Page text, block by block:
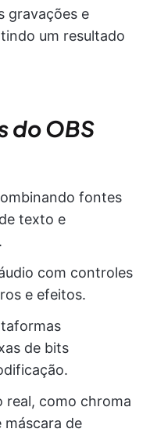
gravações e
um resultado
do OBS
fontes
texto e
com controles
e efeitos.
de bits
real, como chroma
máscara de